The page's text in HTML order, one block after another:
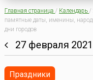
Главная страница / Календарь /
памятные даты, именины,
дни городов
27 февраля
Праздники